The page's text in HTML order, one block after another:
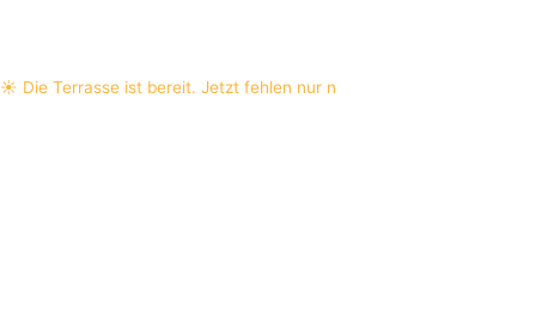
☀️ Die Terrasse ist bereit. Jetzt fehlen nur n